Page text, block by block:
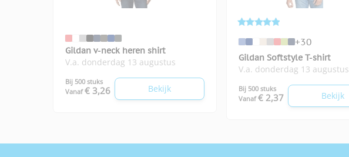
Gildan v-neck heren shirt
V.a. donderdag 13 augustus
Bij 500 stuks
Vanaf € 3,26 Bekijk
+30
Gildan Softstyle T-shirt
V.a. donderdag 13 augustus
Bij 500 stuks
Vanaf € 2,37 Bekijk